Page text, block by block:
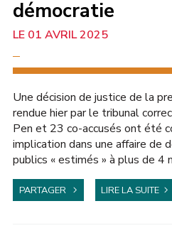
démocratie
01 AVRIL 2025
Une décision de justice de la
rendue hier par le tribunal
Pen et 23 co-accusés ont été
implication dans une affaire de
publics « estimés » à plus de 4
PARTAGER LIRE LA SUITE